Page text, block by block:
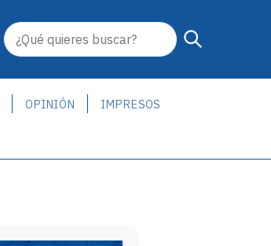
OPINIÓN IMPRESOS